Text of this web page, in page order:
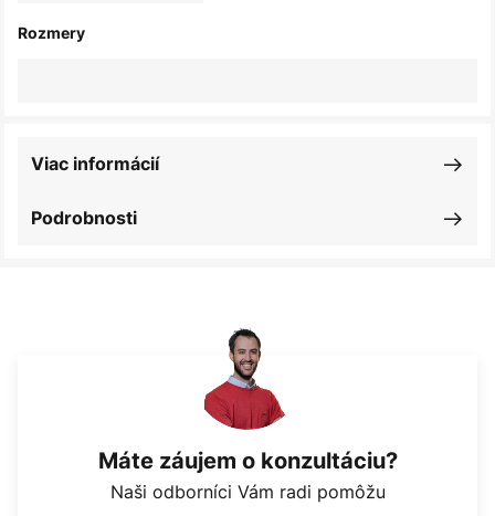
Rozmery
Podrobnosti
Viac informácií
Máte záujem o konzultáciu?
Naši odborníci Vám radi pomôžu